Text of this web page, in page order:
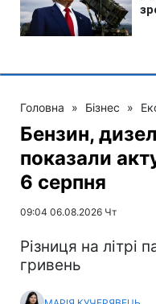
Головна » Бізнес »
Бензин,
показали
6 серпня
09:04 06.08.2026 Чт
Різниця на літрі
гривень